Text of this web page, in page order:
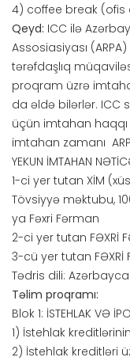
4) coffee break
Qeyd: ICC ilə
Assosiasiyası
tərəfdaşlıq
proqram üzrə
da əldə bilərlər. ICC
üçün imtahan
imtahan zamanı
YEKUN İMTAHAN
1-ci yer tutan XİM
Tövsiyyə məktubu,
ya Fəxri Fərman
2-ci yer tutan FƏXRİ
3-cü yer tutan FƏXRİ
Tədris dili:
Təlim proqramı:
Blok 1: İSTEHLAK VƏ
1) İstehlak
2) İstehlak kreditləri